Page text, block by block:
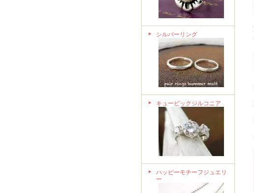
シルバーリング
キュービックジルコニア
ハッピーモチーフジュエリ
ー